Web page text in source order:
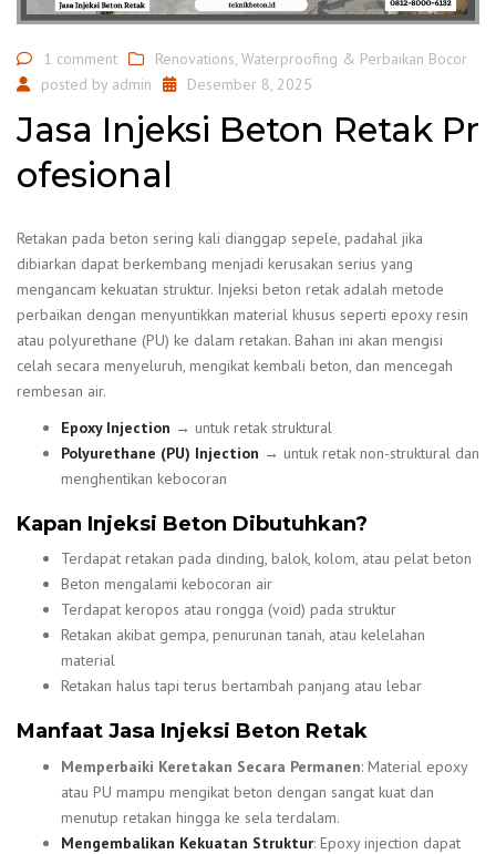
1 comment Renovations, Waterproofing & Perbaikan Bocor
posted by admin Desember 8, 2025
Jasa Injeksi Beton Retak Pr
ofesional
Retakan pada beton sering kali dianggap sepele, padahal jika
dibiarkan dapat berkembang menjadi kerusakan serius yang
mengancam kekuatan struktur. Injeksi beton retak adalah metode
perbaikan dengan menyuntikkan material khusus seperti epoxy resin
atau polyurethane (PU) ke dalam retakan. Bahan ini akan mengisi
celah secara menyeluruh, mengikat kembali beton, dan mencegah
rembesan air.
Epoxy Injection → untuk retak struktural
Polyurethane (PU) Injection → untuk retak non-struktural dan
menghentikan kebocoran
Kapan Injeksi Beton Dibutuhkan?
Terdapat retakan pada dinding, balok, kolom, atau pelat beton
Beton mengalami kebocoran air
Terdapat keropos atau rongga (void) pada struktur
Retakan akibat gempa, penurunan tanah, atau kelelahan
material
Retakan halus tapi terus bertambah panjang atau lebar
Manfaat Jasa Injeksi Beton Retak
Memperbaiki Keretakan Secara Permanen: Material epoxy
atau PU mampu mengikat beton dengan sangat kuat dan
menutup retakan hingga ke sela terdalam.
Mengembalikan Kekuatan Struktur: Epoxy injection dapat